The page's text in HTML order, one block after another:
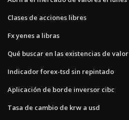
Clases de acciones libres
Fx yenes a libras
Qué buscar en las existencias de valor
Indicador forex-tsd sin repintado
Aplicación de borde inversor cibc
Tasa de cambio de krw a usd